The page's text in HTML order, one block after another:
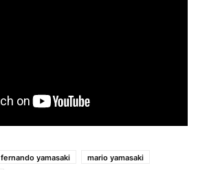
fernando yamasaki
mario yamasaki